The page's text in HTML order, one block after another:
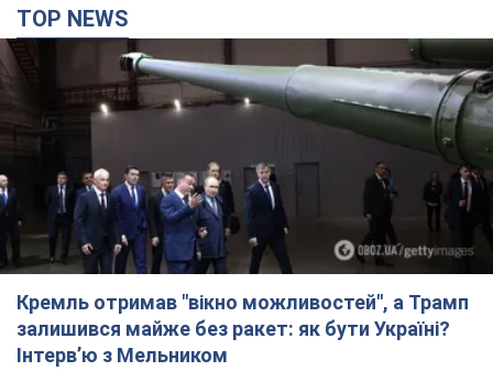
TOP NEWS
Кремль отримав "вікно можливостей", а Трамп
залишився майже без ракет: як бути Україні?
Інтерв’ю з Мельником